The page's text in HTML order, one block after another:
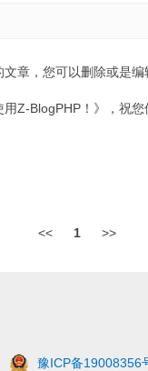
章，您可以删除或是编
Z-BlogPHP！》，祝
<< 1 >>
豫ICP备19008356